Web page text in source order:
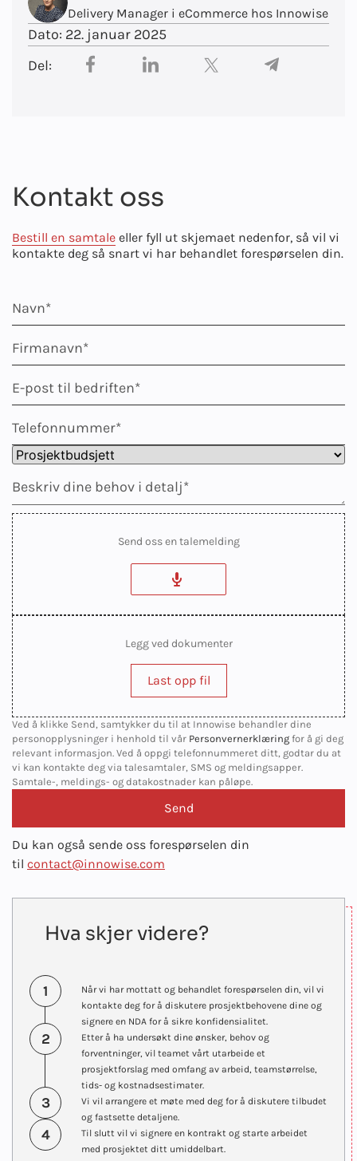
Delivery Manager i eCommerce hos Innowise
Dato: 22. januar 2025
Del:
Kontakt oss
Bestill en samtale eller fyll ut skjemaet nedenfor, så vil vi
kontakte deg så snart vi har behandlet forespørselen din.
Send oss en talemelding
Legg ved dokumenter
Last opp fil
Ved å klikke Send, samtykker du til at Innowise behandler dine
personopplysninger i henhold til vår Personvernerklæring for å gi deg
relevant informasjon. Ved å oppgi telefonnummeret ditt, godtar du at
vi kan kontakte deg via talesamtaler, SMS og meldingsapper.
Samtale-, meldings- og datakostnader kan påløpe.
Du kan også sende oss forespørselen din
til contact@innowise.com
Hva skjer videre?
1
Når vi har mottatt og behandlet forespørselen din, vil vi
kontakte deg for å diskutere prosjektbehovene dine og
signere en NDA for å sikre konfidensialitet.
2
Etter å ha undersøkt dine ønsker, behov og
forventninger, vil teamet vårt utarbeide et
prosjektforslag med omfang av arbeid, teamstørrelse,
tids- og kostnadsestimater.
3
Vi vil arrangere et møte med deg for å diskutere tilbudet
og fastsette detaljene.
4
Til slutt vil vi signere en kontrakt og starte arbeidet
med prosjektet ditt umiddelbart.